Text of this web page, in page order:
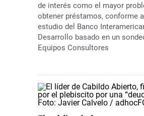
de interés como el mayor
obtener préstamos, conforme
estudio del Banco
Desarrollo basado en un
Equipos Consultores